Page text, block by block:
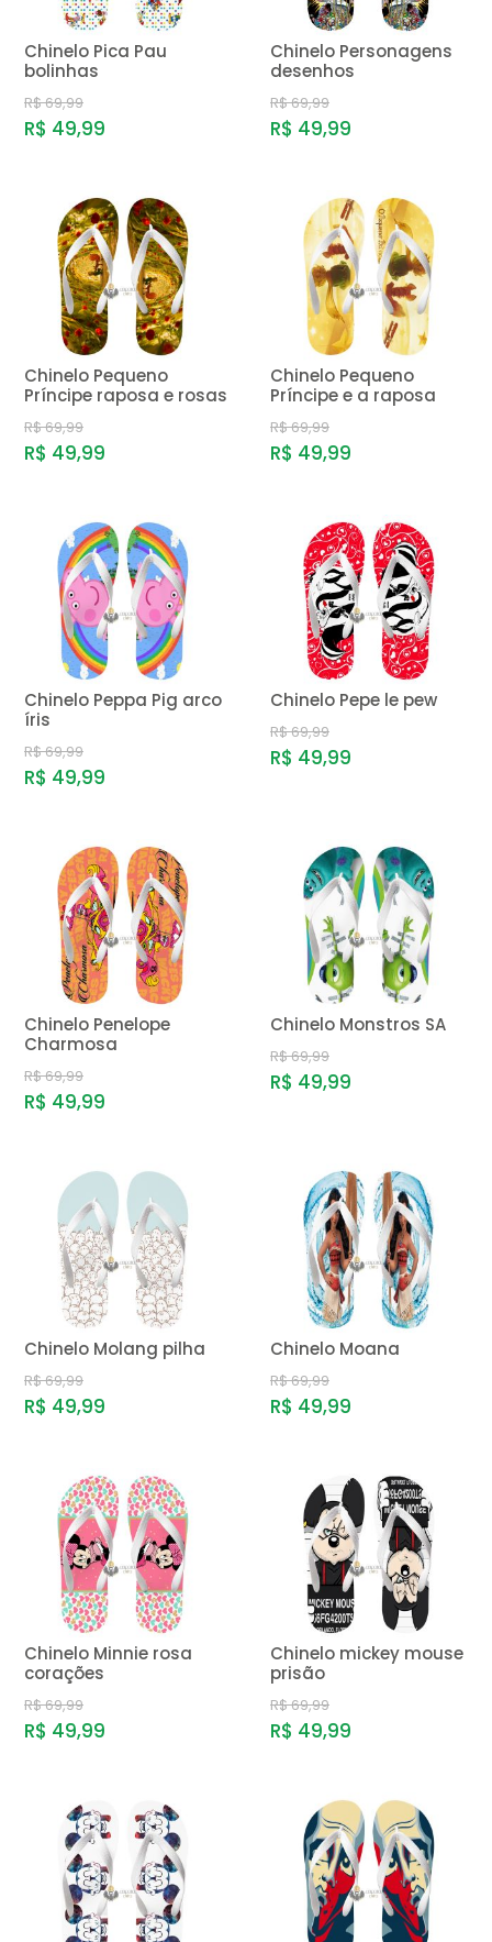
Chinelo Pica Pau
bolinhas
R$ 69,99
R$ 49,99
Chinelo Personagens
desenhos
R$ 69,99
R$ 49,99
Chinelo Pequeno
Príncipe raposa e rosas
R$ 69,99
R$ 49,99
Chinelo Pequeno
Príncipe e a raposa
R$ 69,99
R$ 49,99
Chinelo Peppa Pig arco
íris
R$ 69,99
R$ 49,99
Chinelo Pepe le pew
R$ 69,99
R$ 49,99
Chinelo Penelope
Charmosa
R$ 69,99
R$ 49,99
Chinelo Monstros SA
R$ 69,99
R$ 49,99
Chinelo Molang pilha
R$ 69,99
R$ 49,99
Chinelo Moana
R$ 69,99
R$ 49,99
Chinelo Minnie rosa
corações
R$ 69,99
R$ 49,99
Chinelo mickey mouse
prisão
R$ 69,99
R$ 49,99